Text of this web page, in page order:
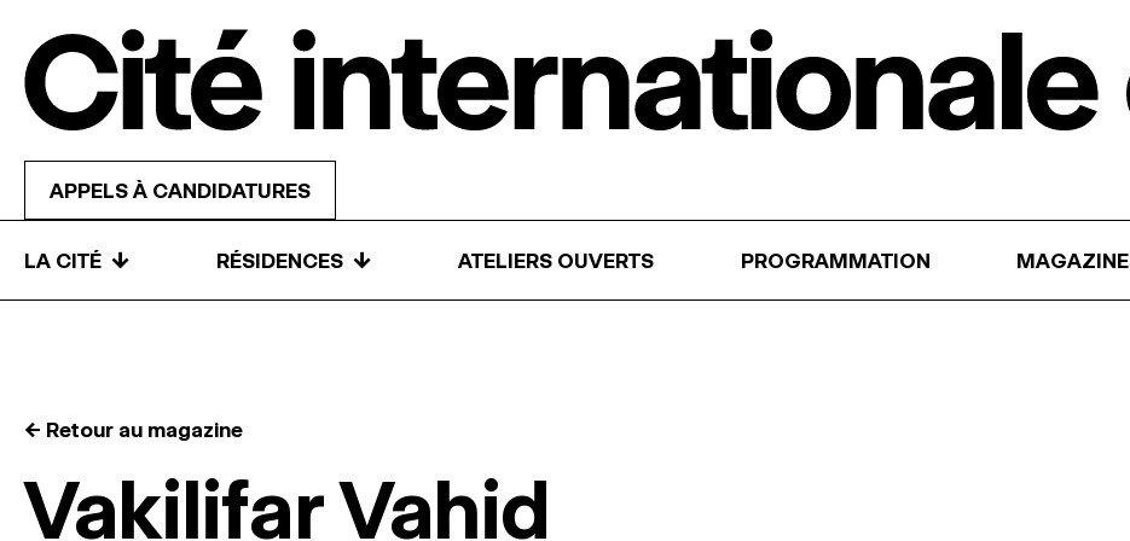
APPELS À CANDIDATURES
LA CITÉ ↓ RÉSIDENCES ↓ ATELIERS OUVERTS PROGRAMMATION MAGAZINE
← Retour au magazine
Vakilifar Vahid